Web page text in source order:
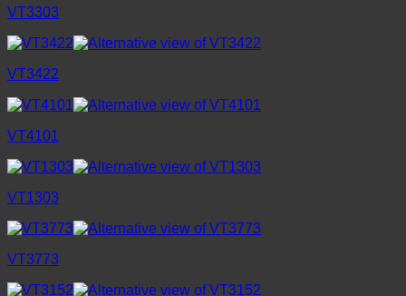
VT3303
VT3422
VT4101
VT1303
VT3773